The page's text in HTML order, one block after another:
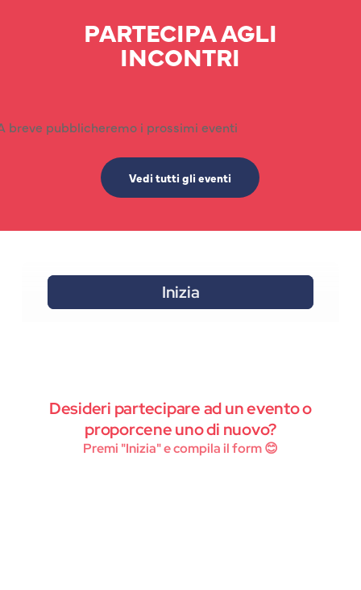
PARTECIPA AGLI
INCONTRI
breve pubblicheremo i prossimi eventi
Vedi tutti gli eventi